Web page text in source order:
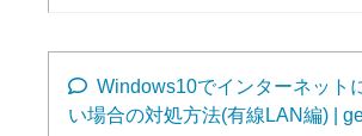
Windows10でインターネット
い場合の対処方法(有線LAN編) |